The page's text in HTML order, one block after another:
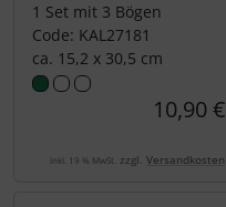
1 Set mit 3 Bögen
Code: KAL27181
ca. 15,2 x 30,5 cm
10,90 €
inkl. 19 % MwSt. zzgl. Versandkosten